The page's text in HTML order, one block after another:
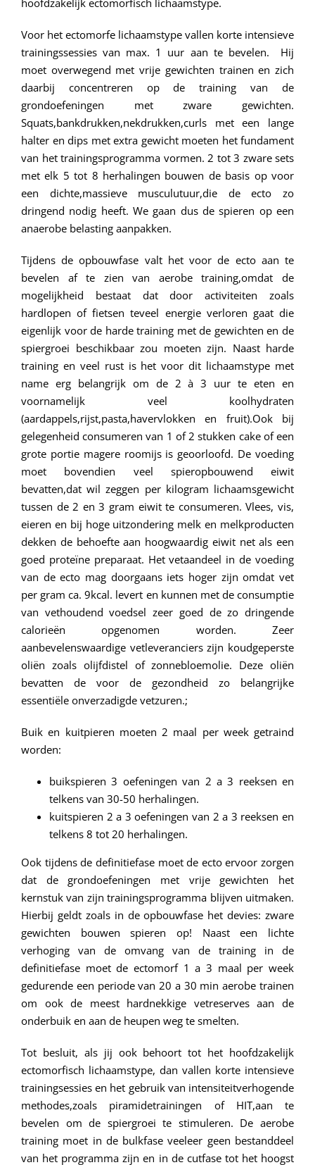
hoofdzakelijk ectomorfisch lichaamstype.
Voor het ectomorfe lichaamstype vallen korte intensieve
trainingssessies van max. 1 uur aan te bevelen. Hij
moet overwegend met vrije gewichten trainen en zich
daarbij concentreren op de training van de
grondoefeningen met zware gewichten.
Squats,bankdrukken,nekdrukken,curls met een lange
halter en dips met extra gewicht moeten het fundament
van het trainingsprogramma vormen. 2 tot 3 zware sets
met elk 5 tot 8 herhalingen bouwen de basis op voor
een dichte,massieve musculutuur,die de ecto zo
dringend nodig heeft. We gaan dus de spieren op een
anaerobe belasting aanpakken.
Tijdens de opbouwfase valt het voor de ecto aan te
bevelen af te zien van aerobe training,omdat de
mogelijkheid bestaat dat door activiteiten zoals
hardlopen of fietsen teveel energie verloren gaat die
eigenlijk voor de harde training met de gewichten en de
spiergroei beschikbaar zou moeten zijn. Naast harde
training en veel rust is het voor dit lichaamstype met
name erg belangrijk om de 2 à 3 uur te eten en
voornamelijk veel koolhydraten
(aardappels,rijst,pasta,havervlokken en fruit).Ook bij
gelegenheid consumeren van 1 of 2 stukken cake of een
grote portie magere roomijs is geoorloofd. De voeding
moet bovendien veel spieropbouwend eiwit
bevatten,dat wil zeggen per kilogram lichaamsgewicht
tussen de 2 en 3 gram eiwit te consumeren. Vlees, vis,
eieren en bij hoge uitzondering melk en melkproducten
dekken de behoefte aan hoogwaardig eiwit net als een
goed proteïne preparaat. Het vetaandeel in de voeding
van de ecto mag doorgaans iets hoger zijn omdat vet
per gram ca. 9kcal. levert en kunnen met de consumptie
van vethoudend voedsel zeer goed de zo dringende
calorieën opgenomen worden. Zeer
aanbevelenswaardige vetleveranciers zijn koudgeperste
oliën zoals olijfdistel of zonnebloemolie. Deze oliën
bevatten de voor de gezondheid zo belangrijke
essentiële onverzadigde vetzuren.;
Buik en kuitpieren moeten 2 maal per week getraind
worden:
buikspieren 3 oefeningen van 2 a 3 reeksen en
telkens van 30-50 herhalingen.
kuitspieren 2 a 3 oefeningen van 2 a 3 reeksen en
telkens 8 tot 20 herhalingen.
Ook tijdens de definitiefase moet de ecto ervoor zorgen
dat de grondoefeningen met vrije gewichten het
kernstuk van zijn trainingsprogramma blijven uitmaken.
Hierbij geldt zoals in de opbouwfase het devies: zware
gewichten bouwen spieren op! Naast een lichte
verhoging van de omvang van de training in de
definitiefase moet de ectomorf 1 a 3 maal per week
gedurende een periode van 20 a 30 min aerobe trainen
om ook de meest hardnekkige vetreserves aan de
onderbuik en aan de heupen weg te smelten.
Tot besluit, als jij ook behoort tot het hoofdzakelijk
ectomorfisch lichaamstype, dan vallen korte intensieve
trainingsessies en het gebruik van intensiteitverhogende
methodes,zoals piramidetrainingen of HIT,aan te
bevelen om de spiergroei te stimuleren. De aerobe
training moet in de bulkfase veeleer geen bestanddeel
van het programma zijn en in de cutfase tot het hoogst